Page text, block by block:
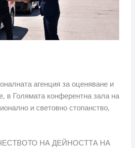
агенция за оценяване и
в Голямата конферентна зала на
и световно стопанство,
НА ДЕЙНОСТТА НА